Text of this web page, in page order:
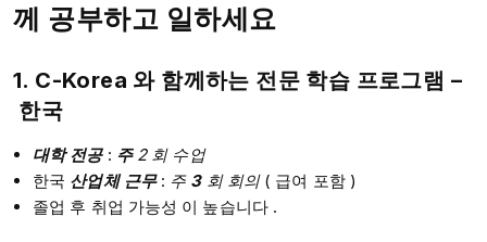
께 공부하고 일하세요
1. C-Korea 와 함께하는 전문 학습 프로그램 –
한국
대학전공 : 주 2 회 수업
한국 산업체 근무 : 주 3 회 회의 ( 급여 포함 )​​​
졸업 후 취업 가능성 이 높습니다 .​​​​